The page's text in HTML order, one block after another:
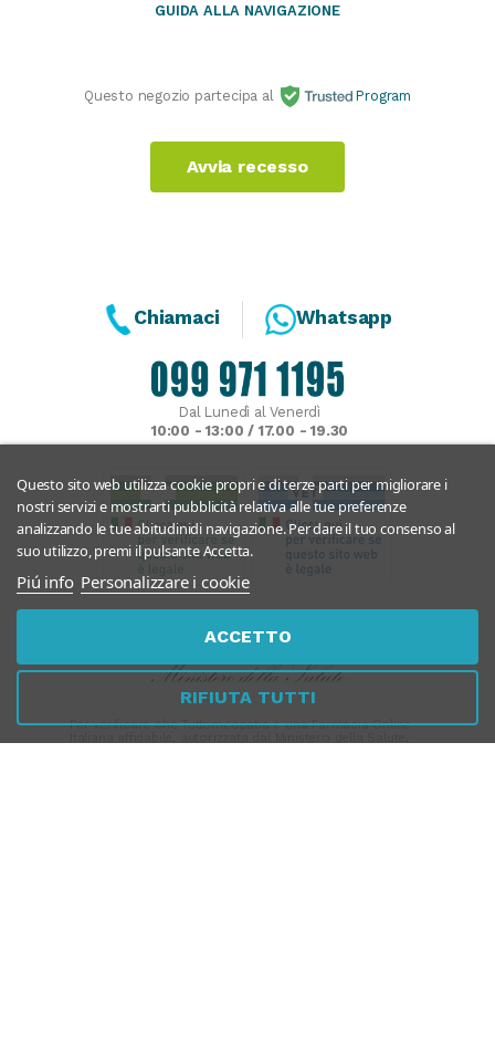
GUIDA ALLA NAVIGAZIONE
Questo negozio partecipa al Program
Avvia recesso
Questo sito web utilizza cookie propri e di terze parti per migliorare i
nostri servizi e mostrarti pubblicità relativa alle tue preferenze
analizzando le tue abitudinidi navigazione. Per dare il tuo consenso al
suo utilizzo, premi il pulsante Accetta.
Piú info Personalizzare i cookie
RIFIUTA TUTTI
ACCETTO
Chiamaci Whatsapp
Dal Lunedì al Venerdì
10:00 - 13:00 / 17.00 - 19.30
Per verificare che Tuttomeopatia è una Farmacia Online